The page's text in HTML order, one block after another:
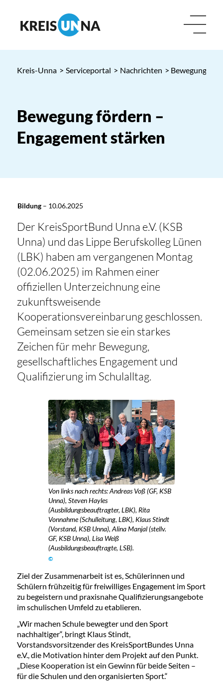
Kreis-Unna > Serviceportal > Nachrichten > Bewegung
Bewegung fördern –
Engagement stärken
Bildung– 10.06.2025
Der KreisSportBund Unna e.V. (KSB
Unna) und das Lippe Berufskolleg Lünen
(LBK) haben am vergangenen Montag
(02.06.2025) im Rahmen einer
offiziellen Unterzeichnung eine
zukunftsweisende
Kooperationsvereinbarung geschlossen.
Gemeinsam setzen sie ein starkes
Zeichen für mehr Bewegung,
gesellschaftliches Engagement und
Qualifizierung im Schulalltag.
Von links nach rechts: Andreas Voß (GF, KSB
Unna), Steven Hayles
(Ausbildungsbeauftragter, LBK), Rita
Vonnahme (Schulleitung, LBK), Klaus Stindt
(Vorstand, KSB Unna), Alina Manjal (stellv.
GF, KSB Unna), Lisa Weiß
(Ausbildungsbeauftragte, LSB).
©
Ziel der Zusammenarbeit ist es, Schülerinnen und
Schülern frühzeitig für freiwilliges Engagement im Sport
zu begeistern und praxisnahe Qualifizierungsangebote
im schulischen Umfeld zu etablieren.
„Wir machen Schule bewegter und den Sport
nachhaltiger“, bringt Klaus Stindt,
Vorstandsvorsitzender des KreisSportBundes Unna
e.V., die Motivation hinter dem Projekt auf den Punkt.
„Diese Kooperation ist ein Gewinn für beide Seiten –
für die Schulen und den organisierten Sport.“